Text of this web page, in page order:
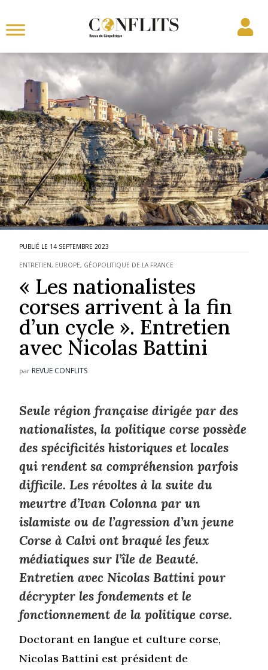
14 SEPTEMBRE 2023
ENTRETIEN, EUROPE, GÉOPOLITIQUE DE LA FRANCE
« Les nationalistes
corses arrivent à la fin
d’un cycle ». Entretien
avec Nicolas Battini
par REVUE CONFLITS
Seule région française dirigée par des
nationalistes, la politique corse possède
des spécificités historiques et locales
qui rendent sa compréhension parfois
difficile. Les révoltes à la suite du
meurtre d’Ivan Colonna par un
islamiste ou de l’agression d’un jeune
Corse à Calvi ont braqué les feux
médiatiques sur l’île de Beauté.
Entretien avec Nicolas Battini pour
décrypter les fondements et le
fonctionnement de la politique corse.
Doctorant en langue et culture corse,
Nicolas Battini est président de